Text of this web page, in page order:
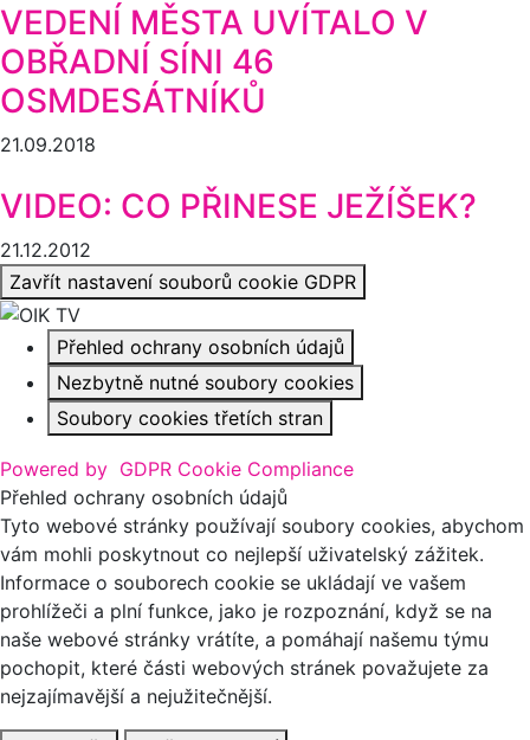
VEDENÍ MĚSTA UVÍTALO V
OBŘADNÍ SÍNI 46
OSMDESÁTNÍKŮ
21.09.2018
VIDEO: CO PŘINESE JEŽÍŠEK?
21.12.2012
Zavřít nastavení souborů cookie GDPR
Přehled ochrany osobních údajů
Nezbytně nutné soubory cookies
Soubory cookies třetích stran
Powered by GDPR Cookie Compliance
Přehled ochrany osobních údajů
Tyto webové stránky používají soubory cookies, abychom
vám mohli poskytnout co nejlepší uživatelský zážitek.
Informace o souborech cookie se ukládají ve vašem
prohlížeči a plní funkce, jako je rozpoznání, když se na
naše webové stránky vrátíte, a pomáhají našemu týmu
pochopit, které části webových stránek považujete za
nejzajímavější a nejužitečnější.